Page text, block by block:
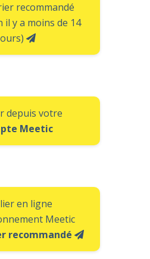
recommandé
il y a moins de 14
depuis votre
Meetic
en ligne
Meetic
recommandé